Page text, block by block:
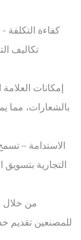
كفاءة التكلفة -
تكاليف
إمكانات
بالشعارات، مما
الاستدامة – تسمح
التجارية بتسويق
من خلال
للمصنعين تقديم